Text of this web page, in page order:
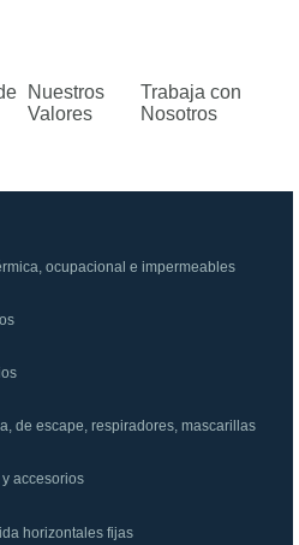
Nuestros
Valores
Trabaja con
Nosotros
ocupacional e impermeables
de escape, respiradores, mascarillas
accesorios
horizontales fijas